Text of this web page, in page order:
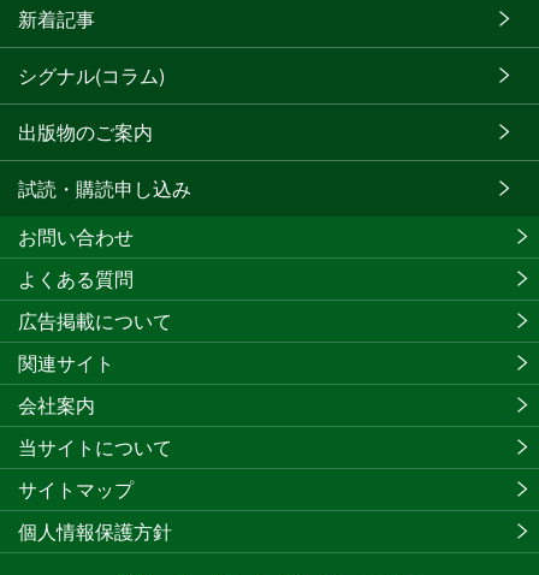
新着記事
シグナル(コラム)
出版物のご案内
試読・購読申し込み
お問い合わせ
よくある質問
広告掲載について
関連サイト
会社案内
当サイトについて
サイトマップ
個人情報保護方針